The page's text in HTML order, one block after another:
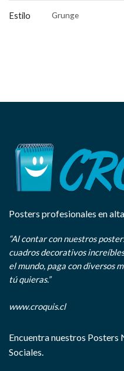
Estilo Grunge
Posters profesionales en
“Al contar con nuestros
cuadros decorativos
el mundo, paga con diversos
tú quieras.”
www.croquis.cl
Encuentra nuestros Posters
Sociales.